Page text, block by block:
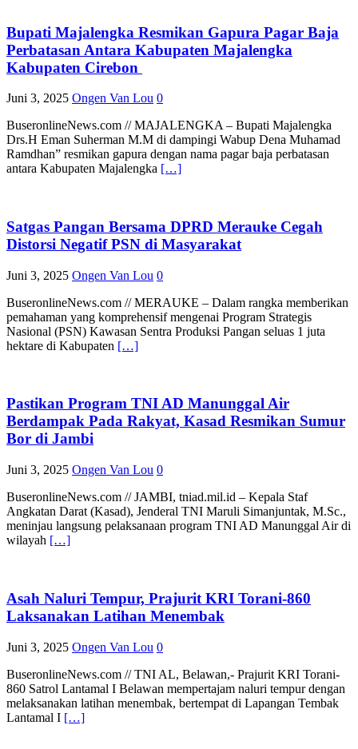
Bupati Majalengka Resmikan Gapura Pagar Baja
Perbatasan Antara Kabupaten Majalengka
Kabupaten Cirebon
Juni 3, 2025 Ongen Van Lou 0
BuseronlineNews.com // MAJALENGKA – Bupati Majalengka
Drs.H Eman Suherman M.M di dampingi Wabup Dena Muhamad
Ramdhan” resmikan gapura dengan nama pagar baja perbatasan
antara Kabupaten Majalengka […]
Satgas Pangan Bersama DPRD Merauke Cegah
Distorsi Negatif PSN di Masyarakat
Juni 3, 2025 Ongen Van Lou 0
BuseronlineNews.com // MERAUKE – Dalam rangka memberikan
pemahaman yang komprehensif mengenai Program Strategis
Nasional (PSN) Kawasan Sentra Produksi Pangan seluas 1 juta
hektare di Kabupaten […]
Pastikan Program TNI AD Manunggal Air
Berdampak Pada Rakyat, Kasad Resmikan Sumur
Bor di Jambi
Juni 3, 2025 Ongen Van Lou 0
BuseronlineNews.com // JAMBI, tniad.mil.id – Kepala Staf
Angkatan Darat (Kasad), Jenderal TNI Maruli Simanjuntak, M.Sc.,
meninjau langsung pelaksanaan program TNI AD Manunggal Air di
wilayah […]
Asah Naluri Tempur, Prajurit KRI Torani-860
Laksanakan Latihan Menembak
Juni 3, 2025 Ongen Van Lou 0
BuseronlineNews.com // TNI AL, Belawan,- Prajurit KRI Torani-
860 Satrol Lantamal I Belawan mempertajam naluri tempur dengan
melaksanakan latihan menembak, bertempat di Lapangan Tembak
Lantamal I […]